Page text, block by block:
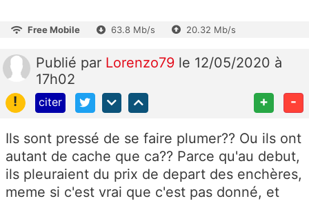
Free Mobile 63.8 Mb/s 20.32 Mb/s
Publié par Lorenzo79 le 12/05/2020 à
17h02
!
citer + -
Ils sont pressé de se faire plumer?? Ou ils ont
autant de cache que ca?? Parce qu'au debut,
ils pleuraient du prix de depart des enchères,
meme si c'est vrai que c'est pas donné, et